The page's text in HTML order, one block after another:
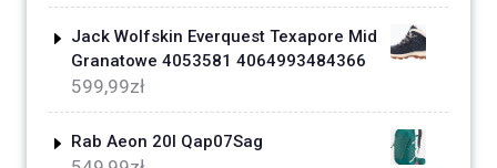
Jack Wolfskin Everquest Texapore Mid
Granatowe 4053581 4064993484366
599,99zł
Rab Aeon 20l Qap07Sag